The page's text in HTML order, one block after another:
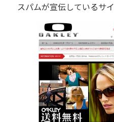
スパムが宣伝しているサ